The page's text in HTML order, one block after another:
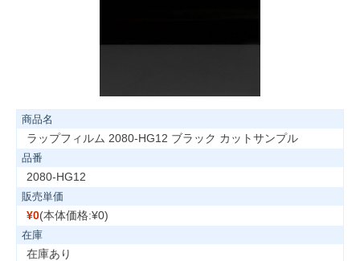
商品名
ラップフィルム 2080-HG12 ブラック カットサンプル
品番
2080-HG12
販売単価
¥0(本体価格:¥0)
在庫
在庫あり